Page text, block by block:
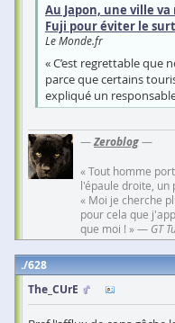
Au Japon, une ville
Fuji pour éviter le
Le Monde.fr
« C’est regrettable que
parce que certains
expliqué un
—Zeroblog—
« Tout homme
l'épaule droite,
« Moi je cherche
pour cela que
que moi ! » — GT
628
The_CUrE